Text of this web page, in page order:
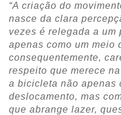
“A criação do
nasce da clara
vezes é relegada a um
apenas como um meio
consequentemente,
respeito que merece
a bicicleta não apenas
deslocamento, mas
que abrange lazer,